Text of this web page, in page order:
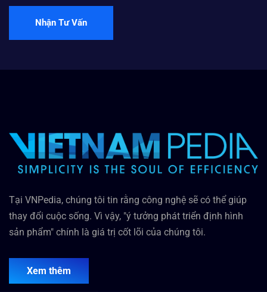
Nhận Tư Vấn
Tại VNPedia, chúng tôi tin rằng công nghệ sẽ có thể giúp
thay đổi cuộc sống. Vì vậy, "ý tưởng phát triển định hình
sản phẩm" chính là giá trị cốt lõi của chúng tôi.
Xem thêm